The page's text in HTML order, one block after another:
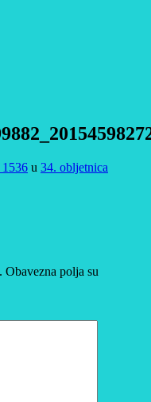
u 34. obljetnica
Obavezna polja su